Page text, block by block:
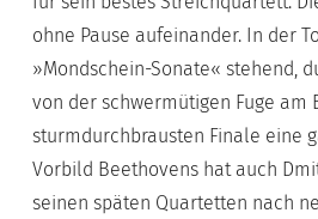
ohne Pause aufeinander. In der
»Mondschein-Sonate« stehend,
von der schwermütigen Fuge am
sturmdurchbrausten Finale eine
Vorbild Beethovens hat auch
seinen späten Quartetten nach